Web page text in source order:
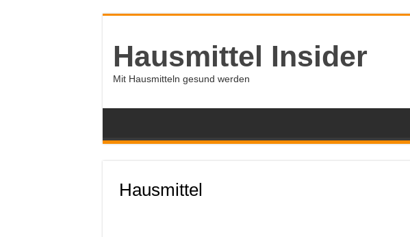
Hausmittel Insider
Mit Hausmitteln gesund werden
Hausmittel